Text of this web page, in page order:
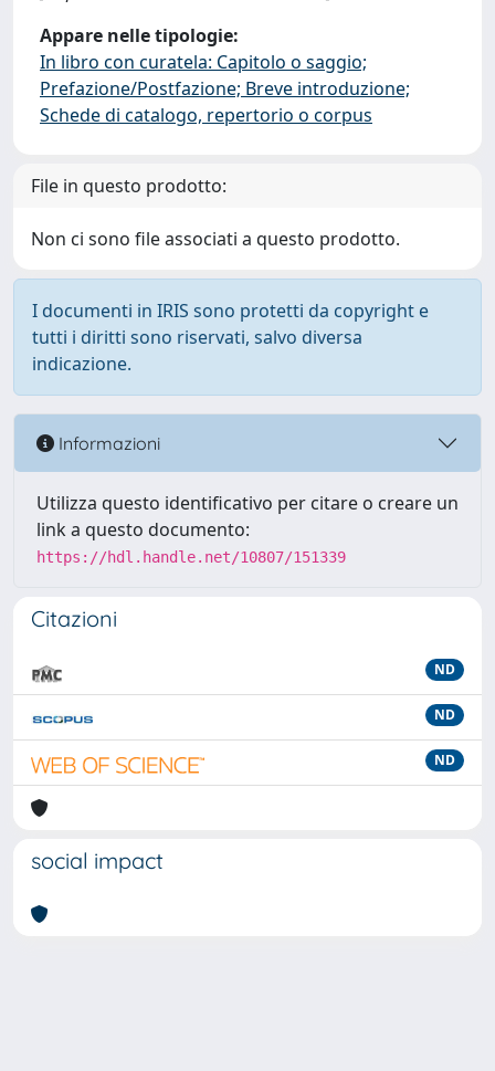
Appare nelle tipologie:
In libro con curatela: Capitolo o saggio;
Prefazione/Postfazione; Breve introduzione;
Schede di catalogo, repertorio o corpus
File in questo prodotto:
Non ci sono file associati a questo prodotto.
I documenti in IRIS sono protetti da copyright e
tutti i diritti sono riservati, salvo diversa
indicazione.
Informazioni
Utilizza questo identificativo per citare o creare un
link a questo documento:
https://hdl.handle.net/10807/151339
Citazioni
ND
ND
ND
social impact